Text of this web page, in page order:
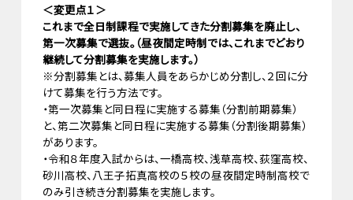
＜変更点１＞
これまで全日制課程で実施してきた分割募集を廃止し、
第一次募集で選抜。（昼夜間定時制では、これまでどおり
継続して分割募集を実施します。）
※分割募集とは、募集人員をあらかじめ分割し、２回に分
けて募集を行う方法です。
・第一次募集と同日程に実施する募集（分割前期募集）
と、第二次募集と同日程に実施する募集（分割後期募集）
があります。
・令和８年度入試からは、一橋高校、浅草高校、荻窪高校、
砂川高校、八王子拓真高校の５校の昼夜間定時制高校で
のみ引き続き分割募集を実施します。